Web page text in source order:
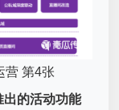
出的活动功能